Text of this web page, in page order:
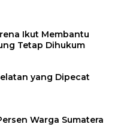
Ikut Membantu
Tetap Dihukum
yang Dipecat
Warga Sumatera